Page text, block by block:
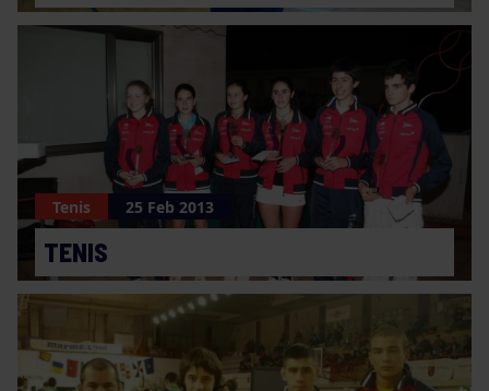
Tenis 25 Feb 2013
TENIS